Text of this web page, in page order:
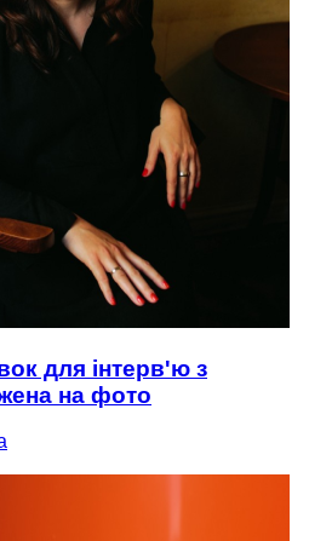
для інтерв'ю з
на фото